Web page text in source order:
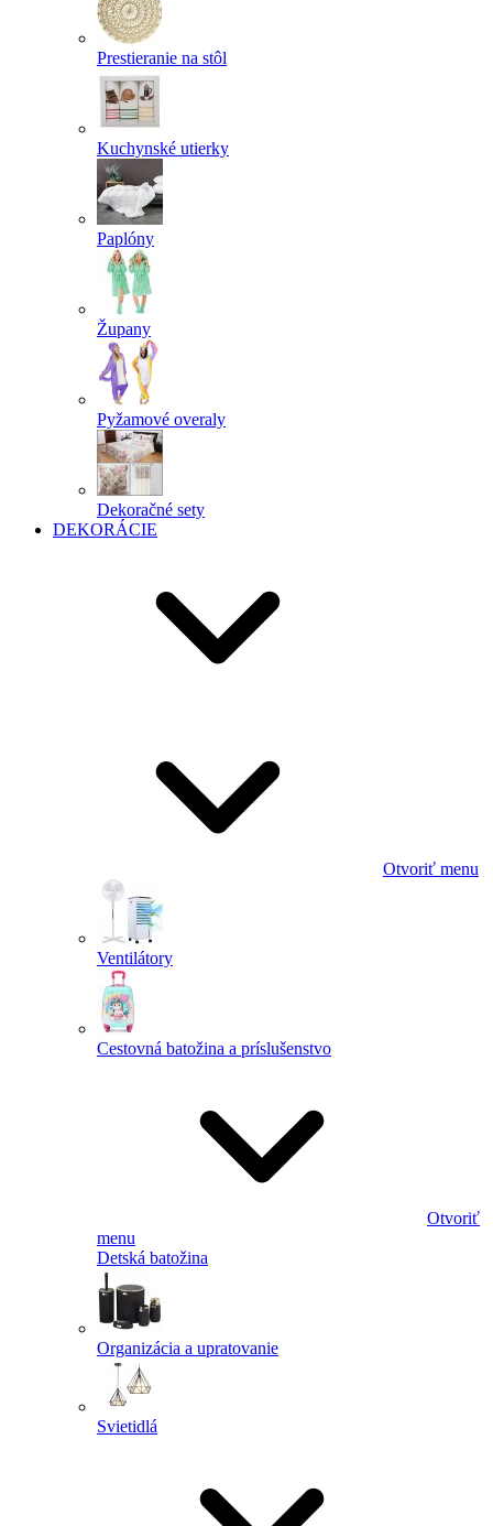
Prestieranie na stôl
Kuchynské utierky
Paplóny
Župany
Pyžamové overaly
Dekoračné sety
DEKORÁCIE
Otvoriť menu
Ventilátory
Cestovná batožina a príslušenstvo
Otvoriť
menu
Detská batožina
Organizácia a upratovanie
Svietidlá